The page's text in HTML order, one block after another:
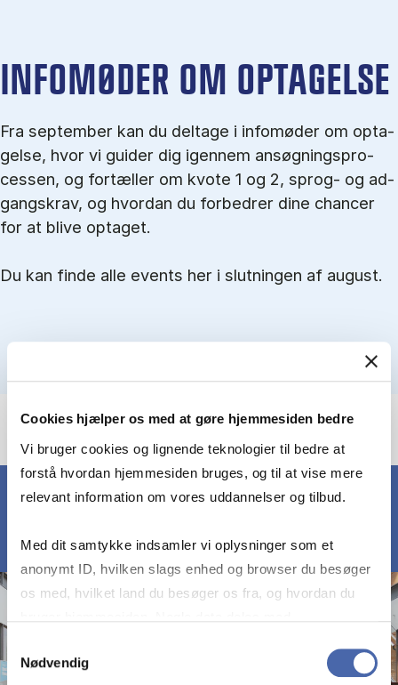
Cookies hjælper os med at gøre hjemmesiden bedre
Vi bruger cookies og lignende teknologier til bedre at
forstå hvordan hjemmesiden bruges, og til at vise mere
relevant information om vores uddannelser og tilbud.
Med dit samtykke indsamler vi oplysninger som et
anonymt ID, hvilken slags enhed og browser du besøger
os med, hvilket land du besøger os fra, og hvordan du
markedsføring. Du bestemmer selv - og kan altid trække
Nødvendig
IN­FO­MØ­DER OM OP­TA­GEL­SE
Fra september kan du del­tage i in­fo­mø­der om op­ta­
gel­se, hvor vi gu­i­der dig igen­nem an­søg­nings­pro­
ces­sen, og for­tæl­ler om kvo­te 1 og 2, sprog- og ad­
gangs­krav, og hvordan du forbedrer dine chancer
for at blive optaget.
Du kan finde alle events her i slutningen af august.